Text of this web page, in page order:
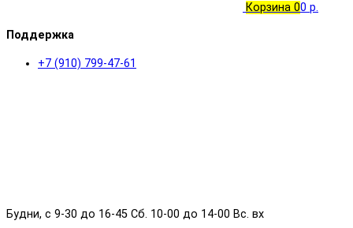
Корзина 00 р.
Поддержка
+7 (910) 799-47-61
Будни, с 9-30 до 16-45 Сб. 10-00 до 14-00 Вс. вх